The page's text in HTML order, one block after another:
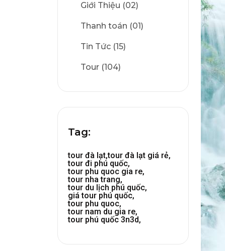
Giới Thiệu (02)
Thanh toán (01)
Tin Tức (15)
Tour (104)
Tag:
tour đà lạt,tour đà lạt giá rẻ,
tour đi phú quốc,
tour phu quoc gia re,
tour nha trang,
tour du lịch phú quốc,
giá tour phú quốc,
tour phu quoc,
tour nam du gia re,
tour phú quốc 3n3d,